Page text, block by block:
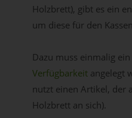
Holzbrett), gibt es ein
um diese für den
Dazu muss einmalig
Verfügbarkeitangelegt
nutzt einen Artikel, der
Holzbrett an sich).